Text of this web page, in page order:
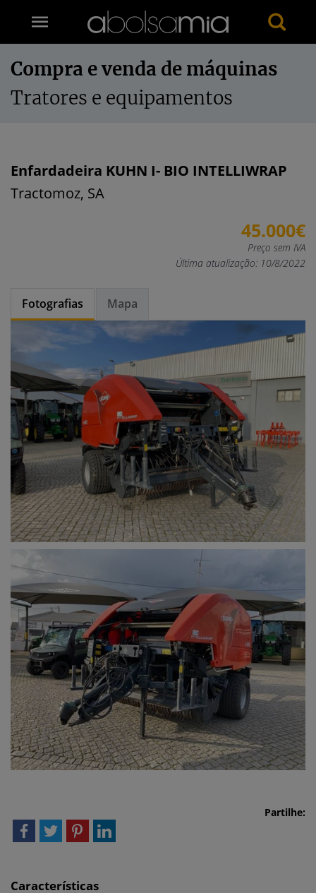
Compra e venda de máquinas
Tratores e equipamentos
Enfardadeira KUHN I- BIO INTELLIWRAP
Tractomoz, SA
45.000€
Preço sem IVA
Última atualização: 10/8/2022
Fotografias Mapa
Partilhe:
Características